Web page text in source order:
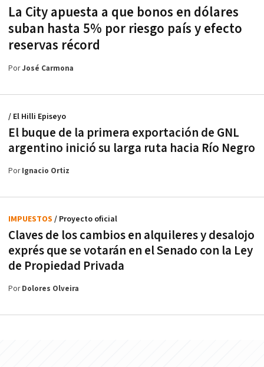
La City apuesta a que bonos en dólares
suban hasta 5% por riesgo país y efecto
reservas récord
PorJosé Carmona
El buque de la primera exportación de GNL
argentino inició su larga ruta hacia Río Negro
/ El Hilli Episeyo
PorIgnacio Ortiz
Claves de los cambios en alquileres y desalojo
exprés que se votarán en el Senado con la Ley
de Propiedad Privada
IMPUESTOS / Proyecto oficial
PorDolores Olveira